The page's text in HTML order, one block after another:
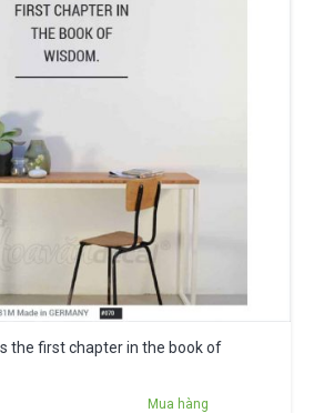
the first chapter in the book of
Mua hàng